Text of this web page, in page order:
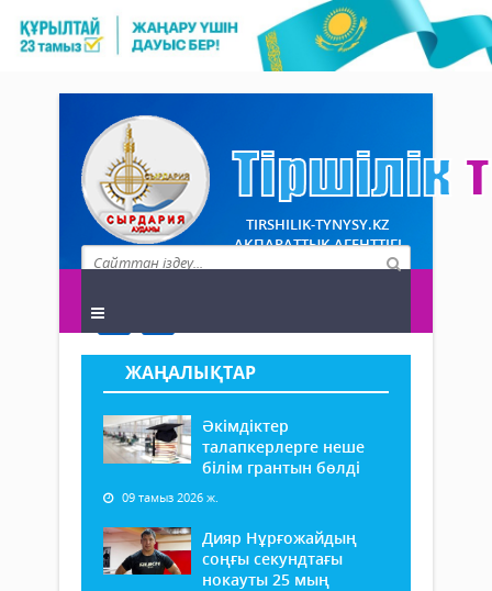
TIRSHILIK-TYNYSY.KZ
АҚПАРАТТЫҚ АГЕНТТІГІ
ЖАҢАЛЫҚТАР
Әкімдіктер
талапкерлерге неше
білім грантын бөлді
09 тамыз 2026 ж.
Дияр Нұрғожайдың
соңғы секундтағы
нокауты 25 мың